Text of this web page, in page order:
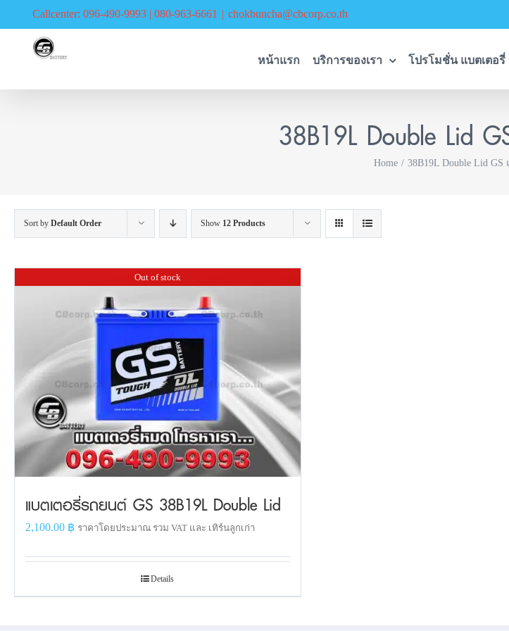
Callcenter: 096-490-9993 | 080-963-6661 | chokbuncha@cbcorp.co.th
หน้าแรก บริการของเรา โปรโมชั่น แบตเตอรี่
38B19L Double Lid
Home 38B19L Double Lid
Sort by Default Order Show 12 Products
Out of stock
แบตเตอรี่รถยนต์ GS 38B19L Double Lid
2,100.00 ฿ ราคาโดยประมาณ รวม VAT และ เทิร์นลูกเก่า
Details